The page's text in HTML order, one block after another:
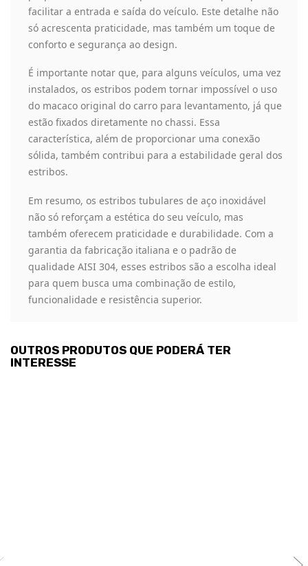
facilitar a entrada e saída do veículo. Este detalhe não
só acrescenta praticidade, mas também um toque de
conforto e segurança ao design.
É importante notar que, para alguns veículos, uma vez
instalados, os estribos podem tornar impossível o uso
do macaco original do carro para levantamento, já que
estão fixados diretamente no chassi. Essa
característica, além de proporcionar uma conexão
sólida, também contribui para a estabilidade geral dos
estribos.
Em resumo, os estribos tubulares de aço inoxidável
não só reforçam a estética do seu veículo, mas
também oferecem praticidade e durabilidade. Com a
garantia da fabricação italiana e o padrão de
qualidade AISI 304, esses estribos são a escolha ideal
para quem busca uma combinação de estilo,
funcionalidade e resistência superior.
OUTROS PRODUTOS QUE PODERÁ TER
INTERESSE